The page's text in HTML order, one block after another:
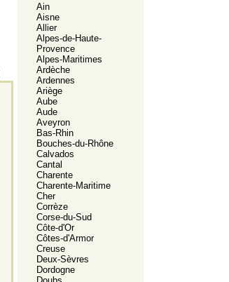
Ain
Aisne
Allier
Alpes-de-Haute-
Provence
Alpes-Maritimes
Ardèche
Ardennes
Ariège
Aube
Aude
Aveyron
Bas-Rhin
Bouches-du-Rhône
Calvados
Cantal
Charente
Charente-Maritime
Cher
Corrèze
Corse-du-Sud
Côte-d'Or
Côtes-d'Armor
Creuse
Deux-Sèvres
Dordogne